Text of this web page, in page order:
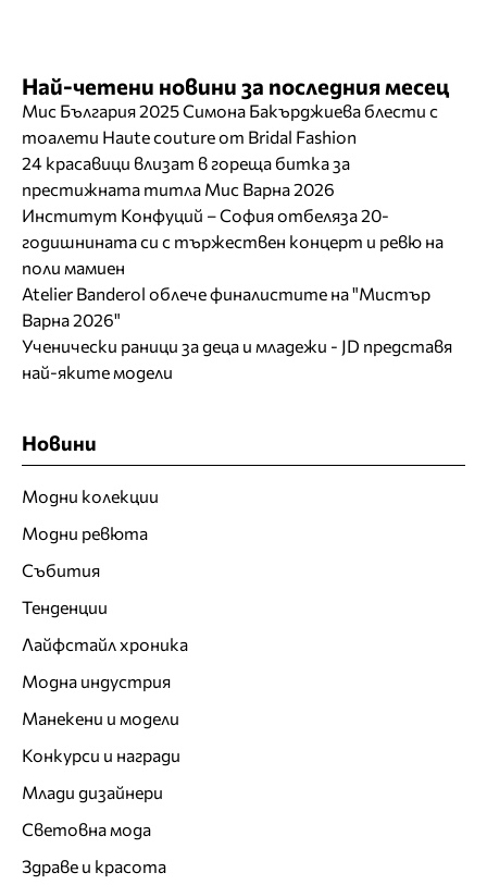
Най-четени новини за последния месец
Мис България 2025 Симона Бакърджиева блести с
тоалети Haute couture от Bridal Fashion
24 красавици влизат в гореща битка за
престижната титла Мис Варна 2026
Институт Конфуций – София отбеляза 20-
годишнината си с тържествен концерт и ревю на
поли мамиен
Atelier Banderol облече финалистите на "Мистър
Варна 2026"
Ученически раници за деца и младежи - JD представя
най-яките модели
Новини
Модни колекции
Модни ревюта
Събития
Тенденции
Лайфстайл хроника
Модна индустрия
Манекени и модели
Конкурси и награди
Млади дизайнери
Световна мода
Здраве и красота